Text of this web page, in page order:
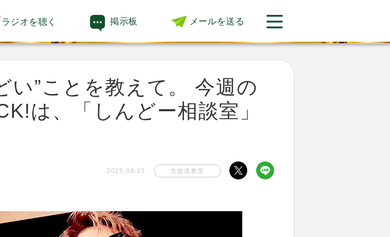
ラジオを聴く 掲示板 メールを送る
い”ことを教えて。 今週の
は、「しんどー相談室」
2025.08.25 生放送教室